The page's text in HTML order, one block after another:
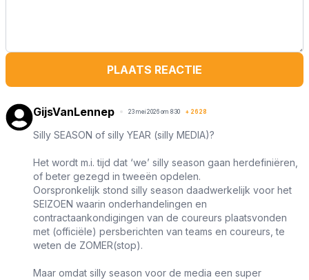
PLAATS REACTIE
GijsVanLennep 23 mei 2026 om 8:30 + 2628
Silly SEASON of silly YEAR (silly MEDIA)?
Het wordt m.i. tijd dat ‘we’ silly season gaan herdefiniëren,
of beter gezegd in tweeën opdelen.
Oorspronkelijk stond silly season daadwerkelijk voor het
SEIZOEN waarin onderhandelingen en
contractaankondigingen van de coureurs plaatsvonden
met (officiële) persberichten van teams en coureurs, te
weten de ZOMER(stop).
Maar omdat silly season voor de media een super